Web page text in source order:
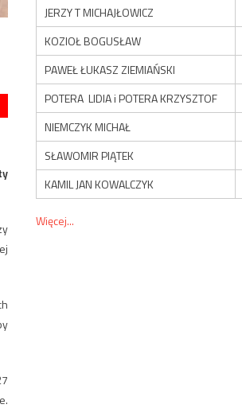
JERZY T MICHAJŁOWICZ
KOZIOŁ BOGUSŁAW
PAWEŁ ŁUKASZ ZIEMIAŃSKI
POTERA LIDIA i POTERA KRZYSZTOF
NIEMCZYK MICHAŁ
SŁAWOMIR PIĄTEK
KAMIL JAN KOWALCZYK
Więcej...